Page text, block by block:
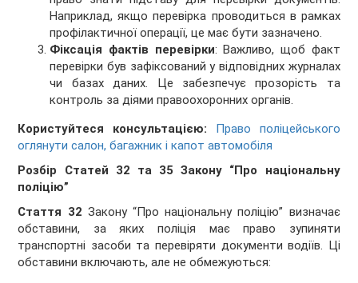
Наприклад, якщо перевірка проводиться в рамках
профілактичної операції, це має бути зазначено.
Фіксація фактів перевірки: Важливо, щоб факт
перевірки був зафіксований у відповідних журналах
чи базах даних. Це забезпечує прозорість та
контроль за діями правоохоронних органів.
Користуйтеся консультацією:
Право поліцейського
оглянути салон, багажник і капот автомобіля
Розбір Статей 32 та 35 Закону “Про національну
поліцію”
Стаття 32 Закону “Про національну поліцію” визначає
обставини, за яких поліція має право зупиняти
транспортні засоби та перевіряти документи водіїв. Ці
обставини включають, але не обмежуються: